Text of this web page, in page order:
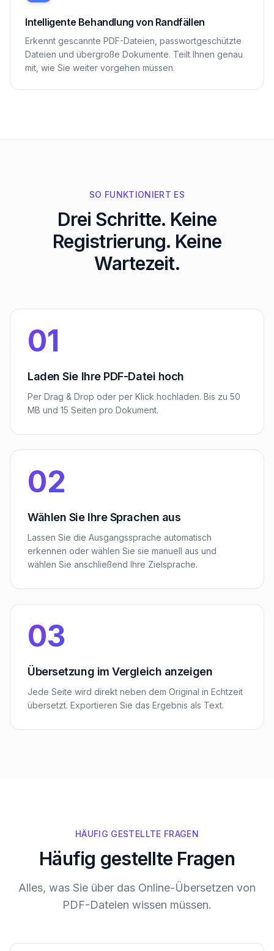
Intelligente Behandlung von Randfällen
Erkennt gescannte PDF-Dateien, passwortgeschützte
Dateien und übergroße Dokumente. Teilt Ihnen genau
mit, wie Sie weiter vorgehen müssen.
SO FUNKTIONIERT ES
Drei Schritte. Keine
Registrierung. Keine
Wartezeit.
01
Laden Sie Ihre PDF-Datei hoch
Per Drag & Drop oder per Klick hochladen. Bis zu 50
MB und 15 Seiten pro Dokument.
02
Wählen Sie Ihre Sprachen aus
Lassen Sie die Ausgangssprache automatisch
erkennen oder wählen Sie sie manuell aus und
wählen Sie anschließend Ihre Zielsprache.
03
Übersetzung im Vergleich anzeigen
Jede Seite wird direkt neben dem Original in Echtzeit
übersetzt. Exportieren Sie das Ergebnis als Text.
HÄUFIG GESTELLTE FRAGEN
Häufig gestellte Fragen
Alles, was Sie über das Online-Übersetzen von
PDF-Dateien wissen müssen.